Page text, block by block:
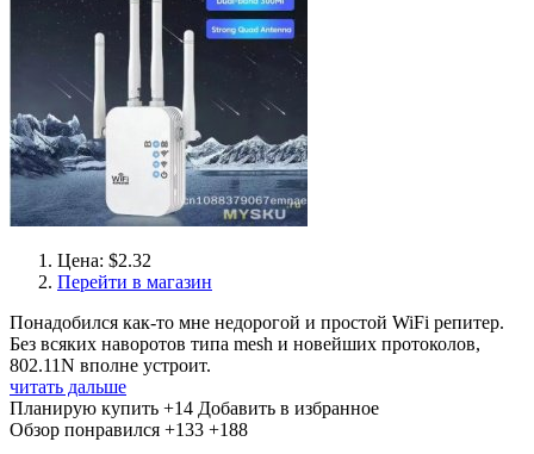
Цена: $2.32
Перейти в магазин
Понадобился как-то мне недорогой и простой WiFi репитер.
Без всяких наворотов типа mesh и новейших протоколов,
802.11N вполне устроит.
читать дальше
Планирую купить +14 Добавить в избранное
Обзор понравился +133 +188